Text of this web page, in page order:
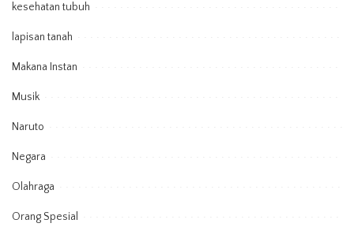
kesehatan tubuh
lapisan tanah
Makana Instan
Musik
Naruto
Negara
Olahraga
Orang Spesial